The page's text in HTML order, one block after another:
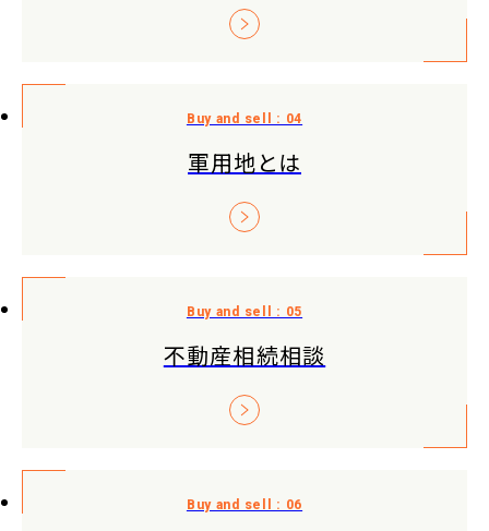
軍用地とは
不動産相続相談